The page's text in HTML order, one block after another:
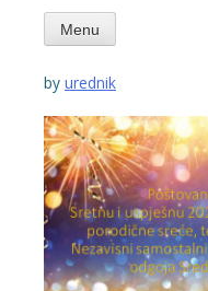
Menu
by urednik